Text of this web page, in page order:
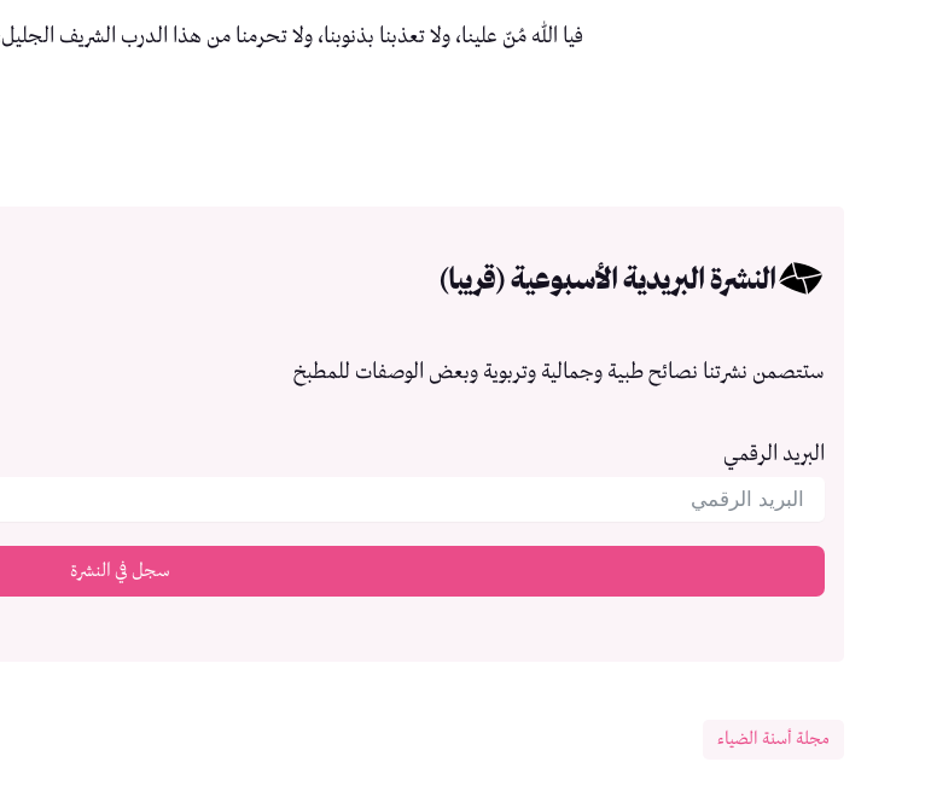
فيا الله مُنّ علينا، ولا تعذبنا بذنوبنا، ولا تحرمنا من هذا الدرب الشريف
النشرة البريدية الأسبوعية (قريبا)
ستتصمن نشرتنا نصائح طبية وجمالية وتربوية وبعض الوصفات للمطبخ
البريد الرقمي
سجل في النشرة
مجلة أسنة الضياء